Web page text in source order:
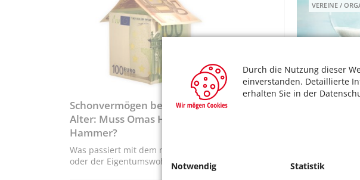
Durch die Nutzung dieser
einverstanden. Detaillierte
erhalten Sie in der
Notwendig
Statistik
Schonvermögen bei Grundsicherung im
Alter: Muss Omas Häuschen unter den
Hammer?
Was passiert mit dem mühsam abbezahlten Haus
oder der Eigentumswohnung?
VEREINE /